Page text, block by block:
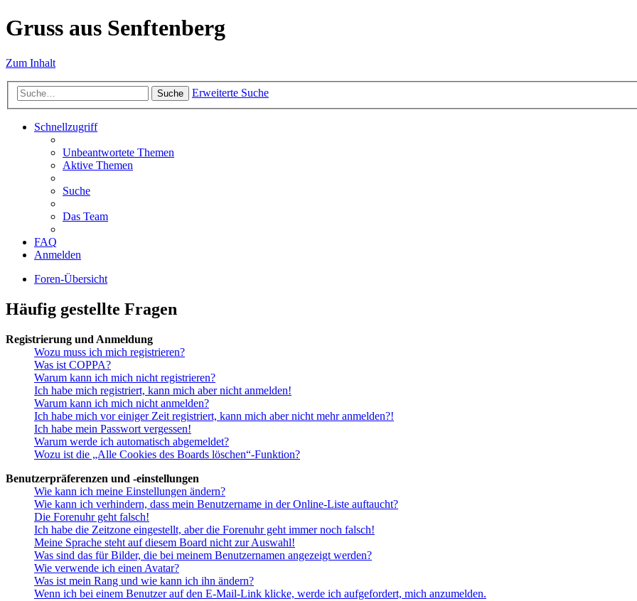
Gruss aus Senftenberg
Zum Inhalt
Suche Erweiterte Suche
Schnellzugriff
Unbeantwortete Themen
Aktive Themen
Suche
Das Team
FAQ
Anmelden
Foren-Übersicht
Häufig gestellte Fragen
Registrierung und Anmeldung
Wozu muss ich mich registrieren?
Was ist COPPA?
Warum kann ich mich nicht registrieren?
Ich habe mich registriert, kann mich aber nicht anmelden!
Warum kann ich mich nicht anmelden?
Ich habe mich vor einiger Zeit registriert, kann mich aber nicht mehr anmelden?!
Ich habe mein Passwort vergessen!
Warum werde ich automatisch abgemeldet?
Wozu ist die „Alle Cookies des Boards löschen“-Funktion?
Benutzerpräferenzen und -einstellungen
Wie kann ich meine Einstellungen ändern?
Wie kann ich verhindern, dass mein Benutzername in der Online-Liste auftaucht?
Die Forenuhr geht falsch!
Ich habe die Zeitzone eingestellt, aber die Forenuhr geht immer noch falsch!
Meine Sprache steht auf diesem Board nicht zur Auswahl!
Was sind das für Bilder, die bei meinem Benutzernamen angezeigt werden?
Wie verwende ich einen Avatar?
Was ist mein Rang und wie kann ich ihn ändern?
Wenn ich bei einem Benutzer auf den E-Mail-Link klicke, werde ich aufgefordert, mich anzumelden.